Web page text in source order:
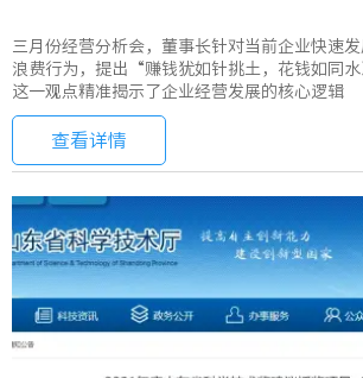
三月份经营分析会，董事长针对当前企业快速
浪费行为，提出“赚钱犹如针挑土，花钱如同
这一观点精准揭示了企业经营发展的核心逻辑
查看详情